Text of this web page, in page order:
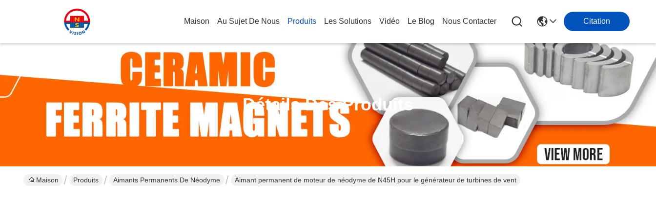
Maison Au Sujet De Nous Produits Les Solutions Vidéo Le Blog Nous Contacter Citation
Détails Des Produits
Maison Produits Aimants Permanents De Néodyme Aimant permanent de moteur de néodyme de N45H pour le générateur de turbines de vent